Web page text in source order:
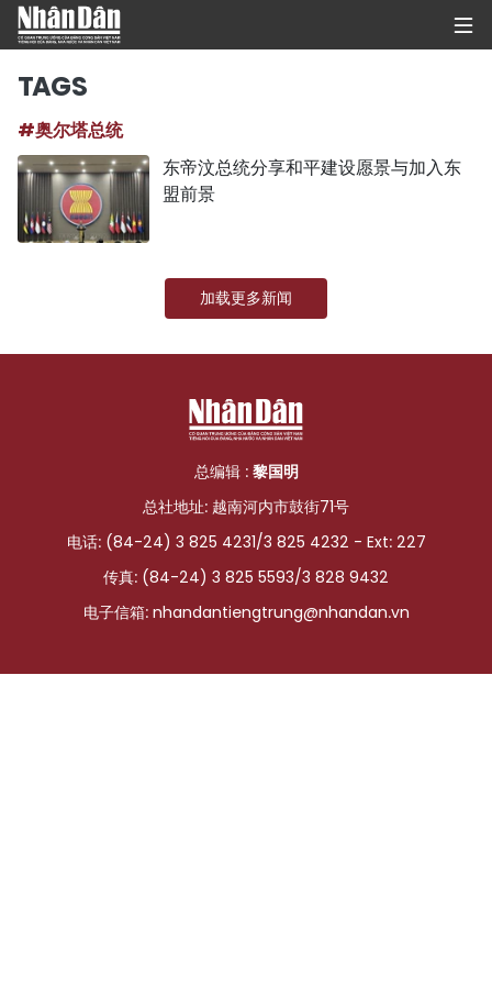
政治
社会
环保
文化
体育
国际
旅游
友谊桥梁
史海
TAGS
#奥尔塔总统
东帝汶总统分享和平建设愿景与加入东
盟前景
加载更多新闻
总编辑 : 黎国明
总社地址: 越南河内市鼓街71号
电话: (84-24) 3 825 4231/3 825 4232 - Ext: 227
传真: (84-24) 3 825 5593/3 828 9432
电子信箱: nhandantiengtrung@nhandan.vn